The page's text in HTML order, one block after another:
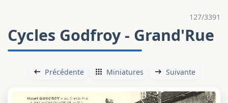
127/3391
Cycles Godfroy - Grand'Rue
Précédente Miniatures Suivante